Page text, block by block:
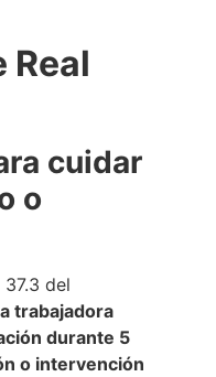
Real
cuidar
o
del
trabajadora
durante 5
o intervención